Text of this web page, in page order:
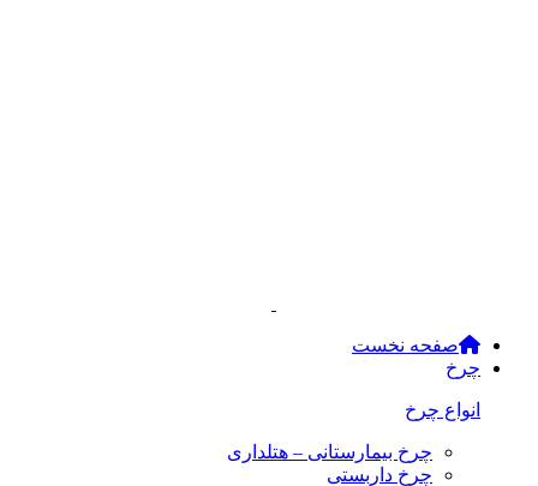
صفحه نخست
چرخ
انواع چرخ
چرخ بیمارستانی – هتلداری
چرخ داربستی